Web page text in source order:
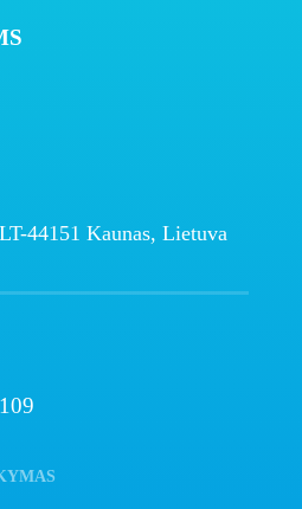
44151 Kaunas, Lietuva